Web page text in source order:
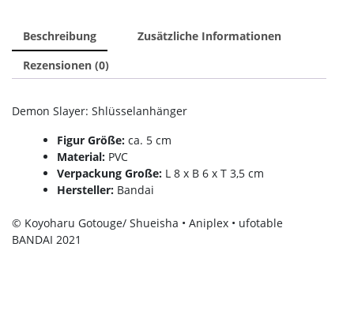
Beschreibung
Zusätzliche Informationen
Rezensionen (0)
Demon Slayer: Shlüsselanhänger
Figur Größe: ca. 5 cm
Material: PVC
Verpackung Große: L 8 x B 6 x T 3,5 cm
Hersteller: Bandai
© Koyoharu Gotouge/ Shueisha • Aniplex • ufotable
BANDAI 2021